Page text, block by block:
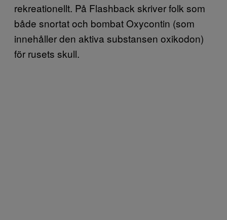
rekreationellt. På Flashback skriver folk som
både snortat och bombat Oxycontin (som
innehåller den aktiva substansen oxikodon)
för rusets skull.